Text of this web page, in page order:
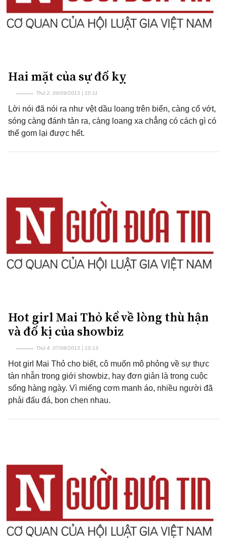
Hai mặt của sự đố kỵ
Thứ 2, 09/09/2013 | 10:11
Lời nói đã nói ra như vệt dầu loang trên biển, càng cố vớt,
sóng càng đánh tản ra, càng loang xa chẳng có cách gì có
thể gom lại được hết.
Hot girl Mai Thỏ kể về lòng thù hận
và đố kị của showbiz
Thứ 4, 07/08/2013 | 10:13
Hot girl Mai Thỏ cho biết, cô muốn mô phỏng về sự thực
tàn nhẫn trong giới showbiz, hay đơn giản là trong cuộc
sống hàng ngày. Vì miếng cơm manh áo, nhiều người đã
phải đấu đá, bon chen nhau.